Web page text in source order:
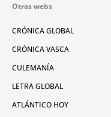
Otras webs
CRÓNICA GLOBAL
CRÓNICA VASCA
CULEMANÍA
LETRA GLOBAL
ATLÁNTICO HOY